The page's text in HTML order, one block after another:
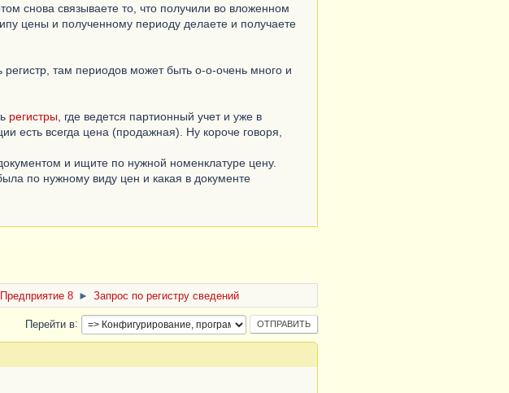
снова связываете то, что получили во вложенном
цены и полученному периоду делаете и получаете
там периодов может быть о-о-очень много и
регистры , где ведется партионный учет и уже в
есть всегда цена (продажная). Ну короче говоря,
и ищите по нужной номенклатуре цену.
по нужному виду цен и какая в документе
8 ► Запрос по регистру сведений
Перейти в